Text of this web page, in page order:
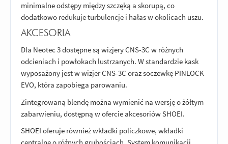
minimalne odstępy między szczęką a skorupą, co
dodatkowo redukuje turbulencje i hałas w okolicach uszu.
AKCESORIA
Dla Neotec 3 dostępne są wizjery CNS-3C w różnych
odcieniach i powłokach lustrzanych. W standardzie kask
wyposażony jest w wizjer CNS-3C oraz soczewkę PINLOCK
EVO, która zapobiega parowaniu.
Zintegrowaną blendę można wymienić na wersję o żółtym
zabarwieniu, dostępną w ofercie akcesoriów SHOEI.
SHOEI oferuje również wkładki policzkowe, wkładki